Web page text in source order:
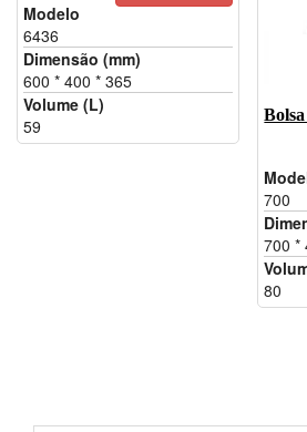
Modelo
6436
Dimensão (mm)
600 * 400 * 365
Volume (L)
59
700
700 *
80